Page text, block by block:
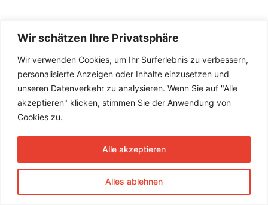
Wir schätzen Ihre Privatsphäre
Wir verwenden Cookies, um Ihr Surferlebnis zu verbessern,
personalisierte Anzeigen oder Inhalte einzusetzen und
unseren Datenverkehr zu analysieren. Wenn Sie auf "Alle
akzeptieren" klicken, stimmen Sie der Anwendung von
Cookies zu.
Alles ablehnen
Alle akzeptieren